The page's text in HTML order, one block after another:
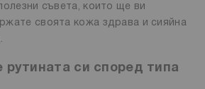
съвета, които ще ви
своята кожа здрава и сияйна
рутината си според типа